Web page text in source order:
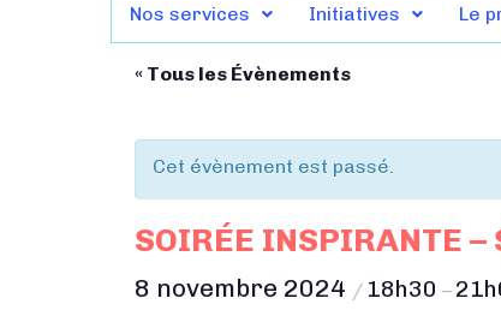
Nos services Initiatives Le
« Tous les Évènements
Cet évènement est passé.
SOIRÉE INSPIRANTE
8 novembre 2024 / 18h30 –